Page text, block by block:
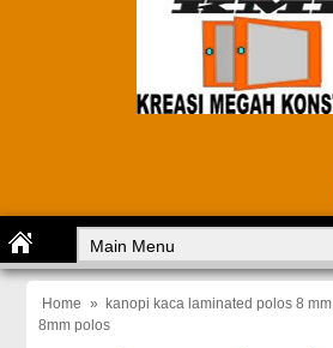
Home » kanopi kaca laminated polos 8 mm
8mm polos